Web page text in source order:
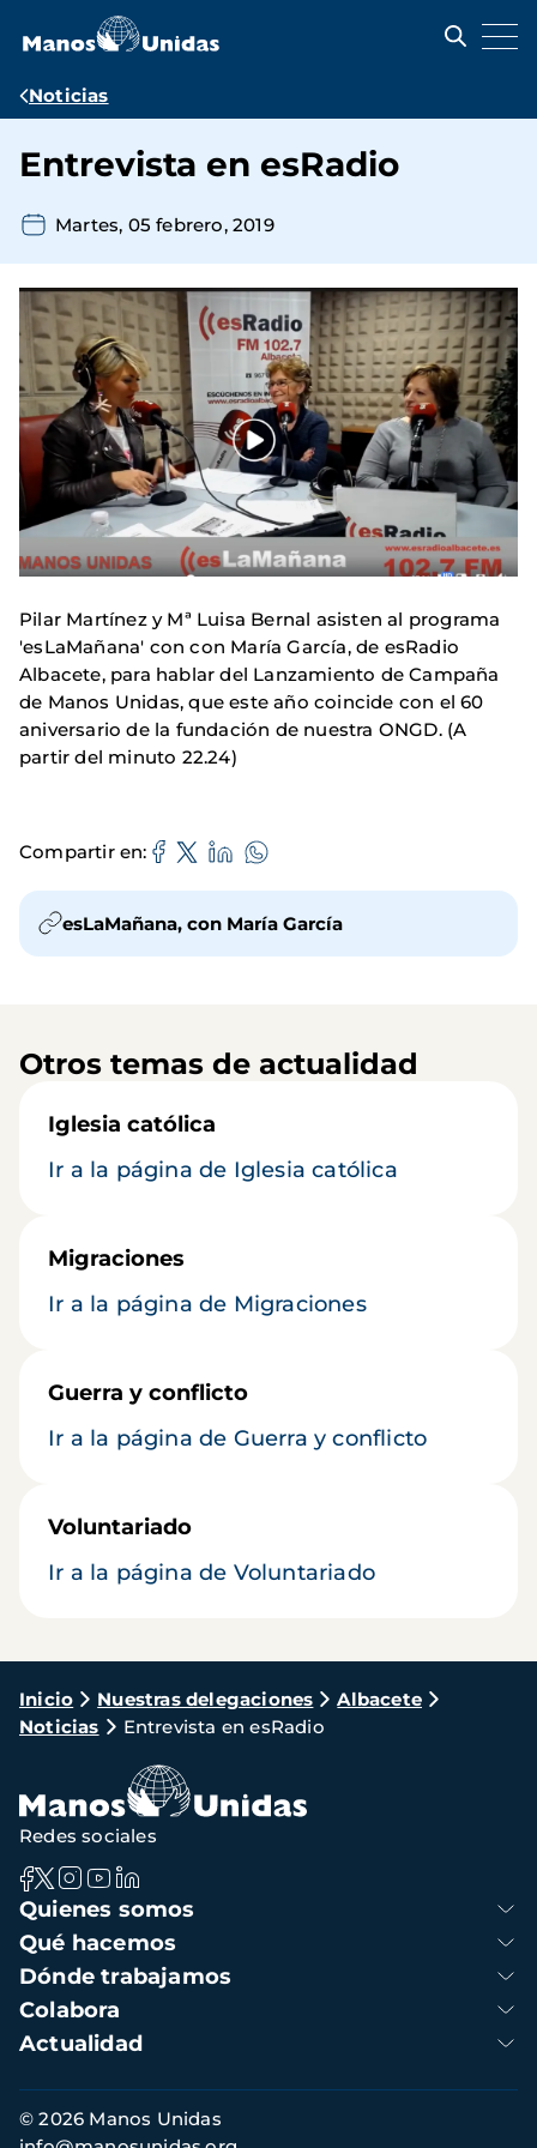
contenido
Ruta
navegación
Noticias
Entrevista en esRadio
Martes, 05 febrero, 2019
Pilar Martínez y Mª Luisa Bernal asisten al programa
'esLaMañana' con con María García, de esRadio
Albacete, para hablar del Lanzamiento de Campaña
de Manos Unidas, que este año coincide con el 60
aniversario de la fundación de nuestra ONGD. (A
partir del minuto 22.24)
Compartir en
esLaMañana, con María García
Otros temas de actualidad
Iglesia católica
Ir a la página de Iglesia católica
Migraciones
Ir a la página de Migraciones
Guerra y conflicto
Ir a la página de Guerra y conflicto
Voluntariado
Ir a la página de Voluntariado
Ruta
de
navegación
Inicio Nuestras delegaciones
Albacete
Noticias
Entrevista en esRadio
Navegación
principal
Quienes somos
Qué hacemos
Dónde trabajamos
Colabora
Actualidad
Redes sociales
Información
de
© 2026 Manos Unidas